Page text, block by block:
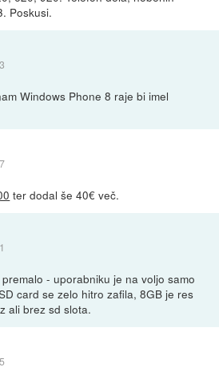
Poskusi.
Windows Phone 8 raje bi imel
ter dodal še 40€ več.
- uporabniku je na voljo samo
card se zelo hitro zafila, 8GB je res
ali brez sd slota.